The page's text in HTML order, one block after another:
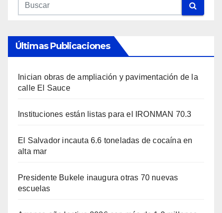
Últimas Publicaciones
Inician obras de ampliación y pavimentación de la
calle El Sauce
Instituciones están listas para el IRONMAN 70.3
El Salvador incauta 6.6 toneladas de cocaína en
alta mar
Presidente Bukele inaugura otras 70 nuevas
escuelas